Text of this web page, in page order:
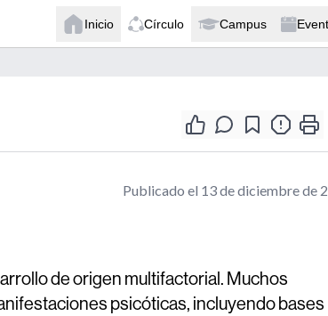
Inicio Círculo Campus
Publicado el 13 de diciembre de
de origen multifactorial. Muchos
psicóticas, incluyendo bases